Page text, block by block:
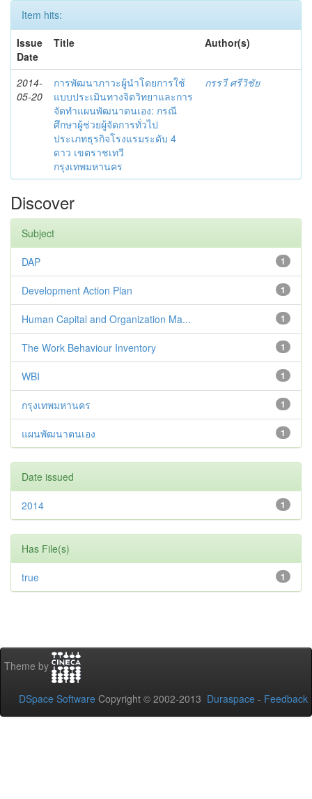
Item hits:
Issue
Date
Title Author(s)
2014-
05-20
การพัฒนาภาวะผู้นำโดยการใช้
แบบประเมินทางจิตวิทยาและการ
จัดทำแผนพัฒนาตนเอง: กรณี
ศึกษาผู้ช่วยผู้จัดการทั่วไป
ประเภทธุรกิจโรงแรมระดับ 4
ดาว เขตราชเทวี
กรุงเทพมหานคร
กรรวี ศรีวิชัย
Discover
Subject
1
DAP
1
Development Action Plan
1
Human Capital and Organization Ma...
1
The Work Behaviour Inventory
1
WBI
1
กรุงเทพมหานคร
1
แผนพัฒนาตนเอง
Date issued
1
2014
Has File(s)
1
true
Theme by
DSpace Software Copyright © 2002-2013 Duraspace - Feedback